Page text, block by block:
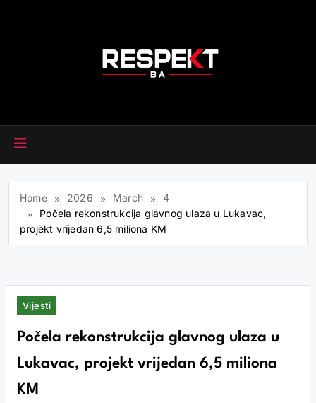
Home 2026 March
4
Počela rekonstrukcija glavnog ulaza u Lukavac,
projekt vrijedan 6,5 miliona KM
Vijesti
Počela rekonstrukcija glavnog ulaza u
Lukavac, projekt vrijedan 6,5 miliona
KM